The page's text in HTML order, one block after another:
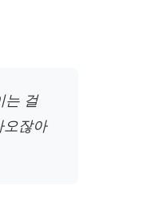
는 걸
오잖아